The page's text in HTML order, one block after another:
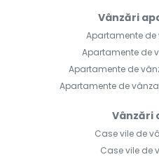
Vânzări
Apartamente de
Apartamente de
Apartamente de
Apartamente de
Vânzări
Case vile de
Case vile de